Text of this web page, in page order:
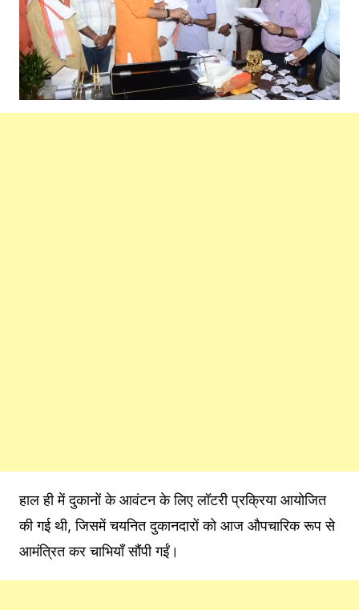
हाल ही में दुकानों के आवंटन के लिए लॉटरी प्रक्रिया आयोजित
की गई थी, जिसमें चयनित दुकानदारों को आज औपचारिक रूप से
आमंत्रित कर चाभियाँ सौंपी गईं।